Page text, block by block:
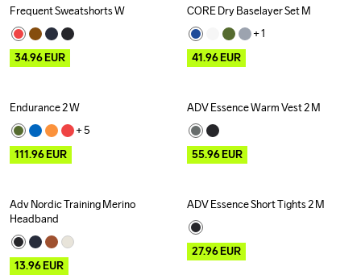
Outlet
Frequent Sweatshorts W
34.96EUR
Outlet
CORE Dry Baselayer Set M
+ 1
41.96EUR
Outlet
Endurance 2 W
+ 5
111.96EUR
Outlet
ADV Essence Warm Vest 2 M
55.96EUR
Outlet
Adv Nordic Training Merino
Headband
13.96EUR
Outlet
ADV Essence Short Tights 2 M
27.96EUR